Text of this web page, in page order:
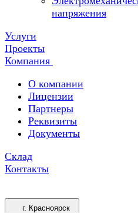
напряжения
Услуги
Проекты
Компания
О компании
Лицензии
Партнеры
Реквизиты
Документы
Склад
Контакты
г. Красноярск